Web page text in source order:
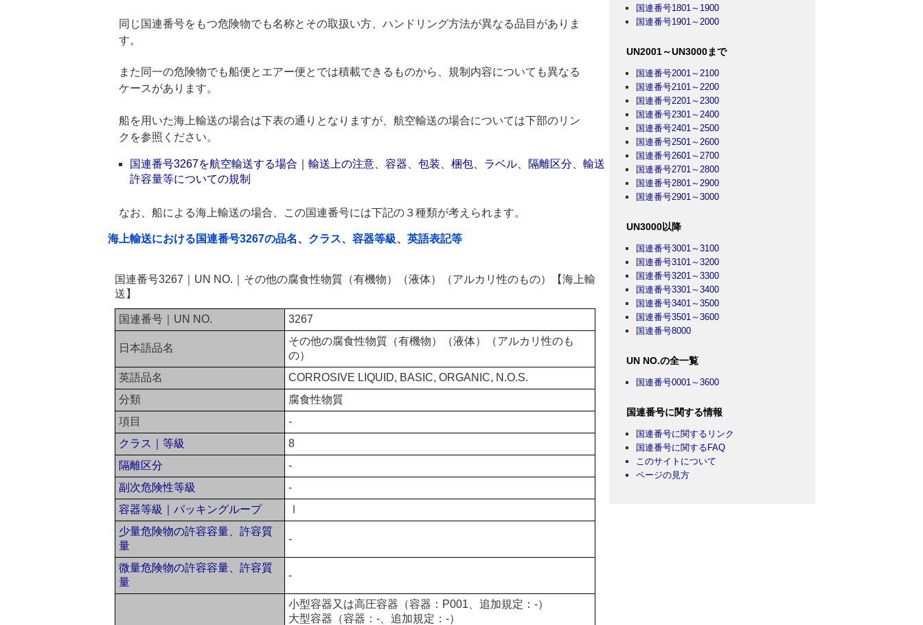
同じ国連番号をもつ危険物でも名称とその取扱い方、ハンドリング方法が異なる品目がありま
す。
また同一の危険物でも船便とエアー便とでは積載できるものから、規制内容についても異なる
ケースがあります。
船を用いた海上輸送の場合は下表の通りとなりますが、航空輸送の場合については下部のリン
クを参照ください。
国連番号3267を航空輸送する場合｜輸送上の注意、容器、包装、梱包、ラベル、隔離区分、輸送
許容量等についての規制
なお、船による海上輸送の場合、この国連番号には下記の３種類が考えられます。
海上輸送における国連番号3267の品名、クラス、容器等級、英語表記等
国連番号3267｜UN NO.｜その他の腐食性物質（有機物）（液体）（アルカリ性のもの）【海上輸
送】
国連番号｜UN NO. 3267
日本語品名
その他の腐食性物質（有機物）（液体）（アルカリ性のも
の）
英語品名
CORROSIVE LIQUID, BASIC, ORGANIC, N.O.S.
分類
腐食性物質
項目
-
クラス｜等級
8
隔離区分
-
副次危険性等級
-
容器等級｜パッキングループ
Ⅰ
少量危険物の許容容量、許容質
量
-
微量危険物の許容容量、許容質
量
-
小型容器又は高圧容器（容器：P001、追加規定：-）
大型容器（容器：-、追加規定：-）
国連番号1801～1900
国連番号1901～2000
UN2001～UN3000まで
国連番号2001～2100
国連番号2101～2200
国連番号2201～2300
国連番号2301～2400
国連番号2401～2500
国連番号2501～2600
国連番号2601～2700
国連番号2701～2800
国連番号2801～2900
国連番号2901～3000
UN3000以降
国連番号3001～3100
国連番号3101～3200
国連番号3201～3300
国連番号3301～3400
国連番号3401～3500
国連番号3501～3600
国連番号8000
UN NO.の全一覧
国連番号0001～3600
国連番号に関する情報
国連番号に関するリンク
国連番号に関するFAQ
このサイトについて
ページの見方